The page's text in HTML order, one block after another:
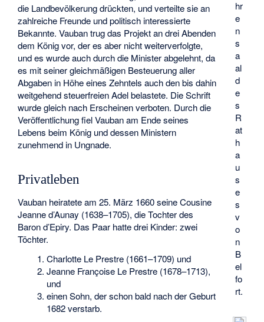
hr
e
n
s
a
al
d
e
s
R
at
h
a
u
s
e
s
v
o
n
B
el
fo
rt.
die Landbevölkerung drückten, und verteilte sie an
zahlreiche Freunde und politisch interessierte
Bekannte. Vauban trug das Projekt an drei Abenden
dem König vor, der es aber nicht weiterverfolgte,
und es wurde auch durch die Minister abgelehnt, da
es mit seiner gleichmäßigen Besteuerung aller
Abgaben in Höhe eines Zehntels auch den bis dahin
weitgehend steuerfreien Adel belastete. Die Schrift
wurde gleich nach Erscheinen verboten. Durch die
Veröffentlichung fiel Vauban am Ende seines
Lebens beim König und dessen Ministern
zunehmend in Ungnade.
Privatleben
Vauban heiratete am 25. März 1660 seine Cousine
Jeanne d’Aunay (1638–1705), die Tochter des
Baron d’Epiry. Das Paar hatte drei Kinder: zwei
Töchter.
Charlotte Le Prestre (1661–1709) und
Jeanne Françoise Le Prestre (1678–1713),
und
einen Sohn, der schon bald nach der Geburt
1682 verstarb.